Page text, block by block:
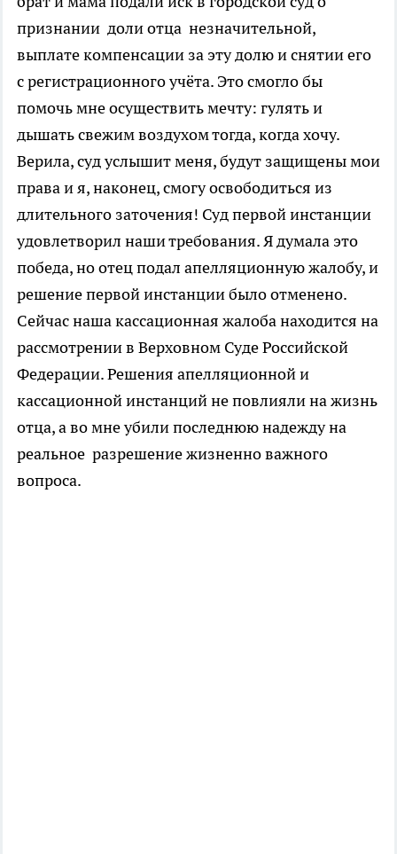
признании доли отца незначительной,
выплате компенсации за эту долю и снятии его
с регистрационного учёта. Это смогло бы
помочь мне осуществить мечту: гулять и
дышать свежим воздухом тогда, когда хочу.
Верила, суд услышит меня, будут защищены мои
права и я, наконец, смогу освободиться из
длительного заточения! Суд первой инстанции
удовлетворил наши требования. Я думала это
победа, но отец подал апелляционную жалобу, и
решение первой инстанции было отменено.
Сейчас наша кассационная жалоба находится на
рассмотрении в Верховном Суде Российской
Федерации. Решения апелляционной и
кассационной инстанций не повлияли на жизнь
отца, а во мне убили последнюю надежду на
реальное разрешение жизненно важного
вопроса.